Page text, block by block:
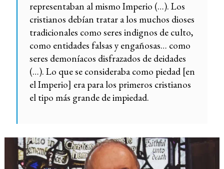
representaban al mismo Imperio (…). Los
cristianos debían tratar a los muchos dioses
tradicionales como seres indignos de culto,
como entidades falsas y engañosas… como
seres demoníacos disfrazados de deidades
(…). Lo que se consideraba como piedad [en
el Imperio] era para los primeros cristianos
el tipo más grande de impiedad.